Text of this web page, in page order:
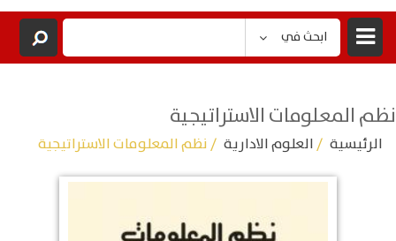
ابحث في
نظم المعلومات الاستراتيجية
الرئيسية /العلوم الادارية / نظم المعلومات الاستراتيجية